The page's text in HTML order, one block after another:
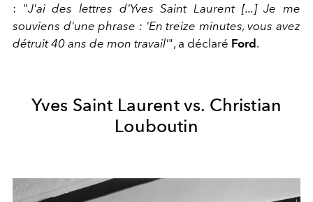
: "J'ai des lettres d'Yves Saint Laurent [...] Je me
souviens d'une phrase : 'En treize minutes, vous avez
détruit 40 ans de mon travail'", a déclaré Ford.
Yves Saint Laurent vs. Christian
Louboutin